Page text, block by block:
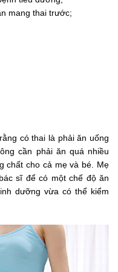
mang thai trước;
có thai là phải ăn uống
cần phải ăn quá nhiều
chất cho cả mẹ và bé. Mẹ
sĩ để có một chế độ ăn
dưỡng vừa có thể kiểm